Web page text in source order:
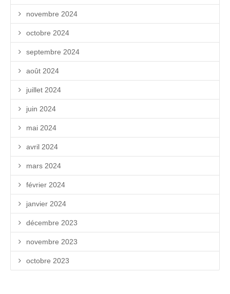
novembre 2024
octobre 2024
septembre 2024
août 2024
juillet 2024
juin 2024
mai 2024
avril 2024
mars 2024
février 2024
janvier 2024
décembre 2023
novembre 2023
octobre 2023